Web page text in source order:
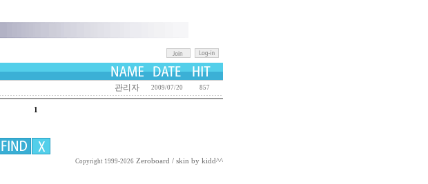
관리자 2009/07/20 857
1
Copyright 1999-2026 Zeroboard / skin by kidd^^